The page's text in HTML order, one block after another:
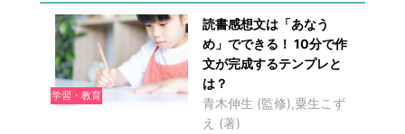
学習・教育
読書感想文は「あなう
め」でできる！ 10分で作
文が完成するテンプレと
は？
青木伸生 (監修),粟生こず
え (著)